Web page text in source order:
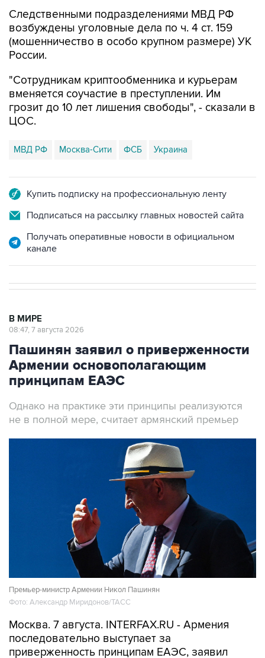
Следственными подразделениями МВД РФ
возбуждены уголовные дела по ч. 4 ст. 159
(мошенничество в особо крупном размере) УК
России.
"Сотрудникам криптообменника и курьерам
вменяется соучастие в преступлении. Им
грозит до 10 лет лишения свободы", - сказали в
ЦОС.
МВД РФ Москва-Сити ФСБ Украина
Купить подписку на профессиональную ленту
Подписаться на рассылку главных новостей сайта
Получать оперативные новости в официальном
канале
В МИРЕ
08:47, 7 августа 2026
Пашинян заявил о приверженности
Армении основополагающим
принципам ЕАЭС
Однако на практике эти принципы реализуются
не в полной мере, считает армянский премьер
Премьер-министр Армении Никол Пашинян
Фото: Александр Миридонов/ТАСС
Москва. 7 августа. INTERFAX.RU - Армения
последовательно выступает за
приверженность принципам ЕАЭС, заявил